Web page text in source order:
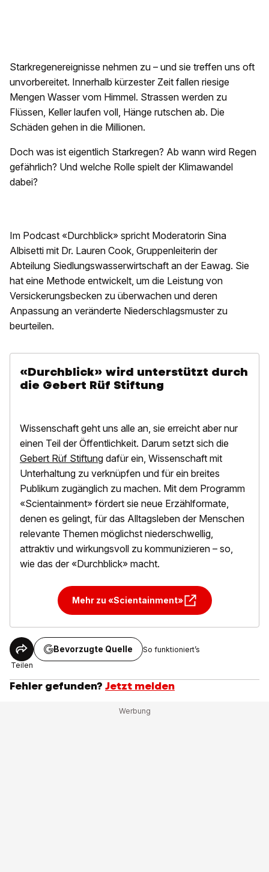
Starkregenereignisse nehmen zu – und sie treffen uns oft
unvorbereitet. Innerhalb kürzester Zeit fallen riesige
Mengen Wasser vom Himmel. Strassen werden zu
Flüssen, Keller laufen voll, Hänge rutschen ab. Die
Schäden gehen in die Millionen.
Doch was ist eigentlich Starkregen? Ab wann wird Regen
gefährlich? Und welche Rolle spielt der Klimawandel
dabei?
Im Podcast «Durchblick» spricht Moderatorin Sina
Albisetti mit Dr. Lauren Cook, Gruppenleiterin der
Abteilung Siedlungswasserwirtschaft an der Eawag. Sie
hat eine Methode entwickelt, um die Leistung von
Versickerungsbecken zu überwachen und deren
Anpassung an veränderte Niederschlagsmuster zu
beurteilen.
«Durchblick» wird unterstützt durch
die Gebert Rüf Stiftung
Wissenschaft geht uns alle an, sie erreicht aber nur
einen Teil der Öffentlichkeit. Darum setzt sich die
Gebert Rüf Stiftung dafür ein, Wissenschaft mit
Unterhaltung zu verknüpfen und für ein breites
Publikum zugänglich zu machen. Mit dem Programm
«Scientainment» fördert sie neue Erzählformate,
denen es gelingt, für das Alltagsleben der Menschen
relevante Themen möglichst niederschwellig,
attraktiv und wirkungsvoll zu kommunizieren – so,
wie das der «Durchblick» macht.
Mehr zu «Scientainment»
Teilen
Bevorzugte Quelle So funktioniert’s
Fehler gefunden? Jetzt melden